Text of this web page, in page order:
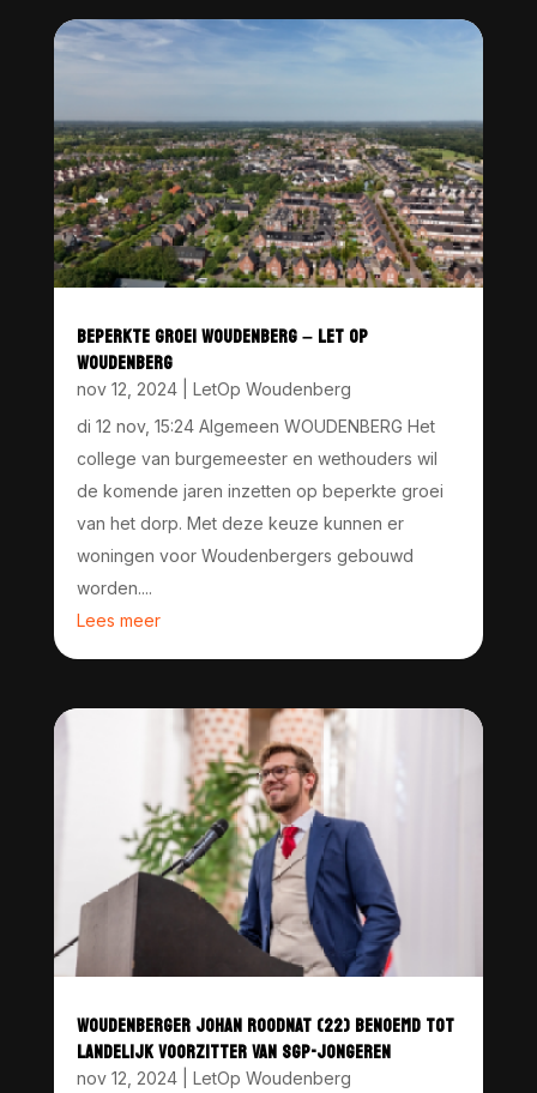
BEPERKTE GROEI WOUDENBERG – LET OP
WOUDENBERG
nov 12, 2024| LetOp Woudenberg
di 12 nov, 15:24 Algemeen WOUDENBERG Het
college van burgemeester en wethouders wil
de komende jaren inzetten op beperkte groei
van het dorp. Met deze keuze kunnen er
woningen voor Woudenbergers gebouwd
worden....
Lees meer
WOUDENBERGER JOHAN ROODNAT (22) BENOEMD TOT
LANDELIJK VOORZITTER VAN SGP-JONGEREN
nov 12, 2024| LetOp Woudenberg